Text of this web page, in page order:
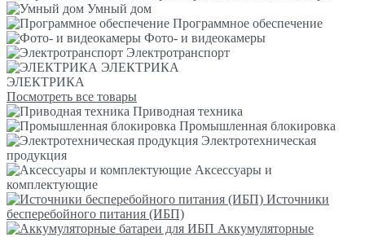
Умный дом
Программное обеспечение
Фото- и видеокамеры
Электротранспорт
ЭЛЕКТРИКА
ЭЛЕКТРИКА
Посмотреть все товары
Приводная техника
Промышленная блокировка
Электротехническая
продукция
Аксессуары и
комплектующие
Источники
бесперебойного питания (ИБП)
Аккумуляторные